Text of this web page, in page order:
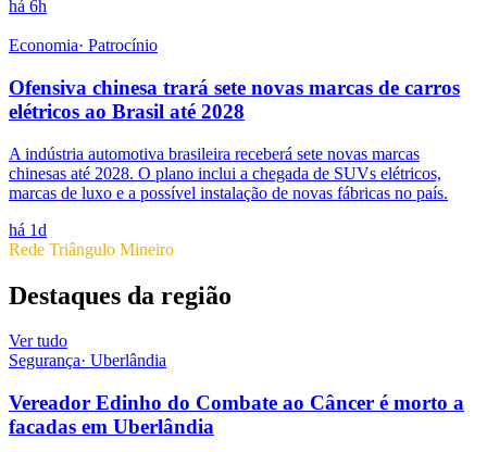
há 6h
Economia· Patrocínio
Ofensiva chinesa trará sete novas marcas de carros
elétricos ao Brasil até 2028
A indústria automotiva brasileira receberá sete novas marcas
chinesas até 2028. O plano inclui a chegada de SUVs elétricos,
marcas de luxo e a possível instalação de novas fábricas no país.
há 1d
Rede Triângulo Mineiro
Destaques da região
Ver tudo
Segurança· Uberlândia
Vereador Edinho do Combate ao Câncer é morto a
facadas em Uberlândia